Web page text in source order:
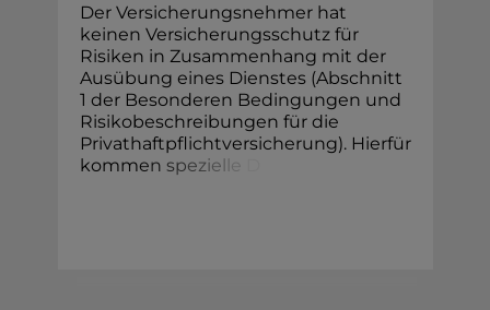
Der Versicherungsnehmer hat
keinen Versicherungsschutz für
Risiken in Zusammenhang mit der
Ausübung eines Dienstes (Abschnitt
1 der Besonderen Bedingungen und
Risikobeschreibungen für die
Privathaftpflichtversicherung). Hierfür
kommen spezielle